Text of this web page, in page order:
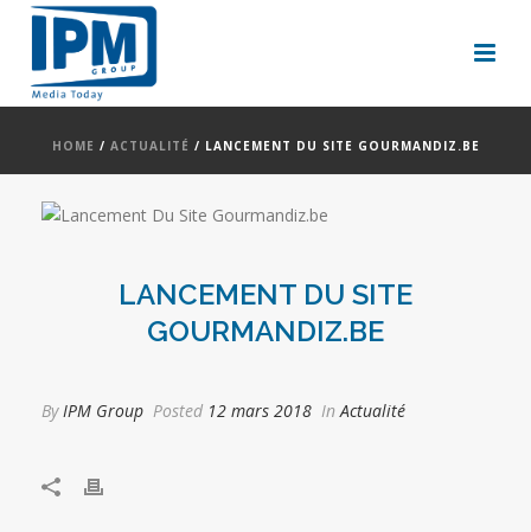
HOME / ACTUALITÉ / LANCEMENT DU SITE GOURMANDIZ.BE
LANCEMENT DU SITE
GOURMANDIZ.BE
By IPM Group Posted 12 mars 2018 In Actualité